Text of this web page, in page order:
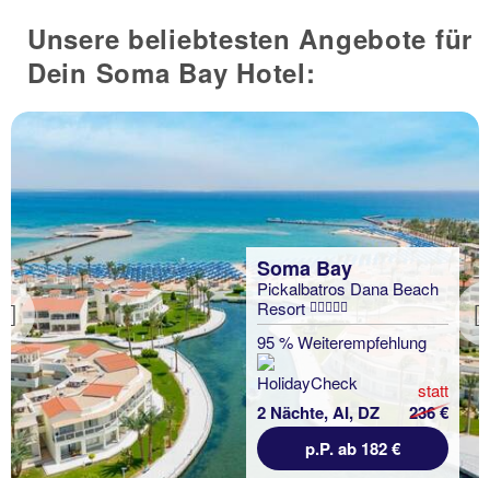
Unsere beliebtesten Angebote für
Dein Soma Bay Hotel:
Previous
Soma Bay
Pickalbatros Dana Beach
Resort
95 % Weiterempfehlung
2 Nächte, AI, DZ
statt
236 €
p.P. ab 182 €